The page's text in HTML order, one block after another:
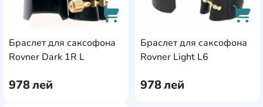
Браслет для саксофона
Rovner Dark 1R L
978лей
AddCardToCart
Браслет для саксофона
Rovner Light L6
978лей